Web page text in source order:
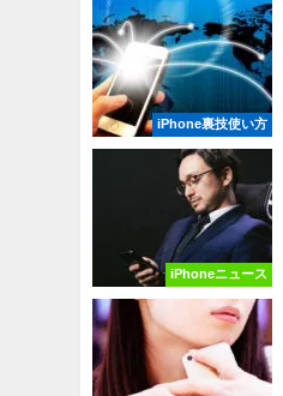
iPhone裏技使い方
iPhoneニュース